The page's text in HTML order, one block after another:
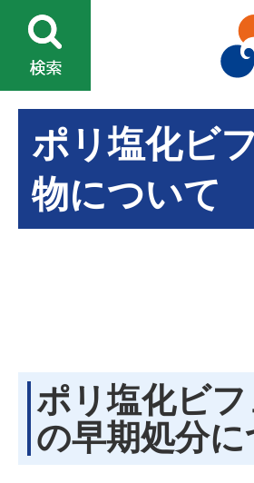
ポリ塩化ビ
物について
ポリ塩化ビ
の早期処分